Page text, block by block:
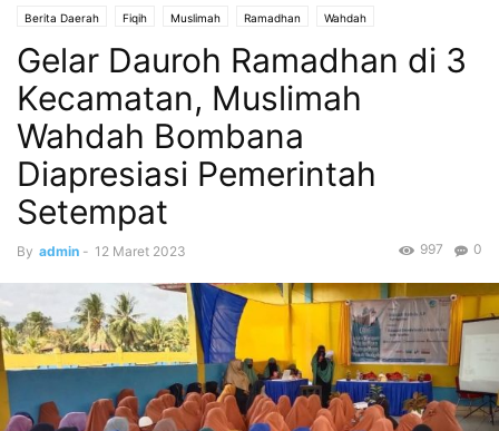
Berita Daerah Fiqih Muslimah Ramadhan Wahdah
Gelar Dauroh Ramadhan di 3
Kecamatan, Muslimah
Wahdah Bombana
Diapresiasi Pemerintah
Setempat
By admin - 12 Maret 2023 0
997